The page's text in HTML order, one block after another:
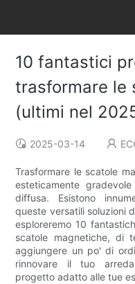
10 fantastici
trasformare le
(ultimi nel
2025-03-14
Trasformare le scatole
esteticamente
diffusa. Esistono
queste versatili soluzioni
esploreremo 10
scatole magnetiche, di
aggiungere un po' di
rinnovare il tuo
progetto adatto alle tue